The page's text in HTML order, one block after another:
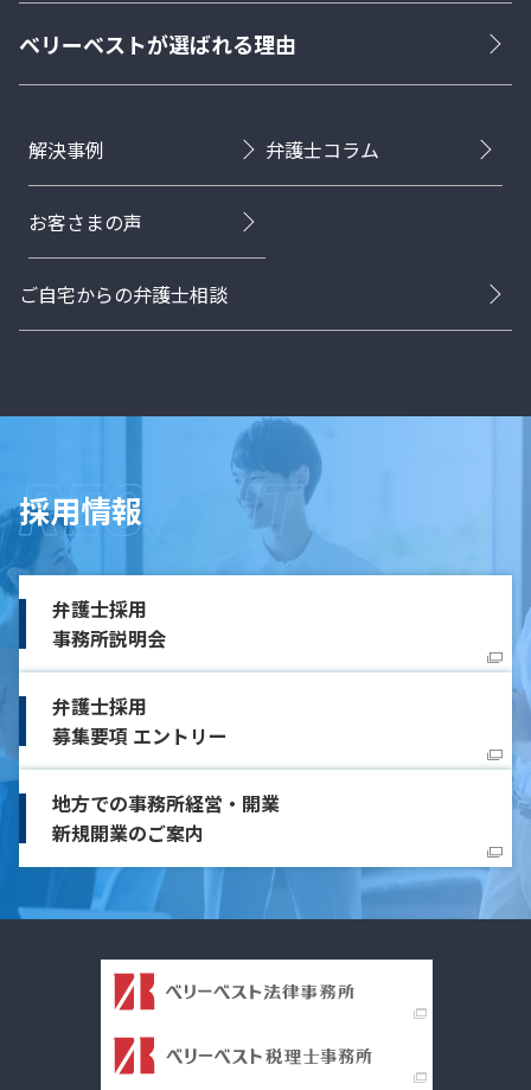
ベリーベストが選ばれる理由
解決事例 弁護士コラム
お客さまの声
ご自宅からの弁護士相談
採用情報
弁護士採用
事務所説明会
弁護士採用
募集要項 エントリー
地方での事務所経営・開業
新規開業のご案内